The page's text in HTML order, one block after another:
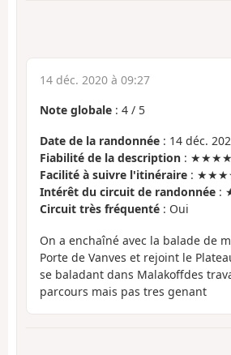
14 déc. 2020 à 09:27
Note globale : 4 / 5
Date de la randonnée : 14 déc.
Fiabilité de la description :
Facilité à suivre l'itinéraire :
Intérêt du circuit de randonnée :
Circuit très fréquenté : Oui
On a enchaîné avec la balade de
Porte de Vanves et rejoint le
se baladant dans Malakoffdes
parcours mais pas tres genant